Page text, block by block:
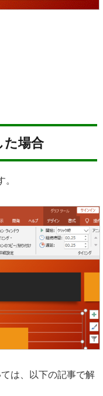
た場合
は、以下の記事で解